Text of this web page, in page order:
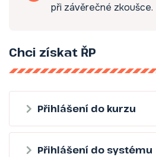
Chci získat ŘP
Přihlášení do kurzu
Přihlášení do systému
při závěrečné zkoušce.